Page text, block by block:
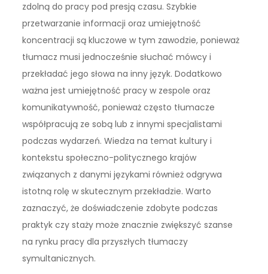
zdolną do pracy pod presją czasu. Szybkie
przetwarzanie informacji oraz umiejętność
koncentracji są kluczowe w tym zawodzie, ponieważ
tłumacz musi jednocześnie słuchać mówcy i
przekładać jego słowa na inny język. Dodatkowo
ważna jest umiejętność pracy w zespole oraz
komunikatywność, ponieważ często tłumacze
współpracują ze sobą lub z innymi specjalistami
podczas wydarzeń. Wiedza na temat kultury i
kontekstu społeczno-politycznego krajów
związanych z danymi językami również odgrywa
istotną rolę w skutecznym przekładzie. Warto
zaznaczyć, że doświadczenie zdobyte podczas
praktyk czy staży może znacznie zwiększyć szanse
na rynku pracy dla przyszłych tłumaczy
symultanicznych.